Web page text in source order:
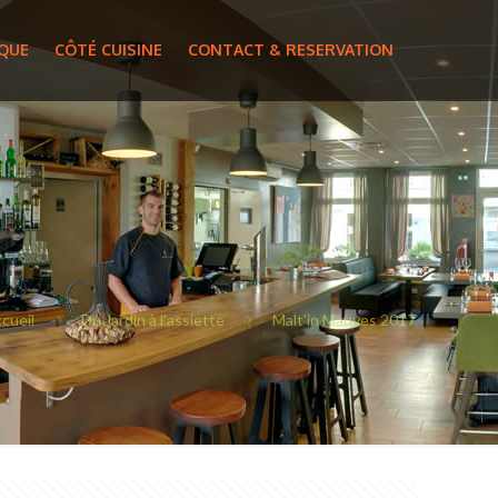
CÔTÉ CUISINE CONTACT & RESERVATION
Du Jardin à l'assiette Malt’in Mauves 2017